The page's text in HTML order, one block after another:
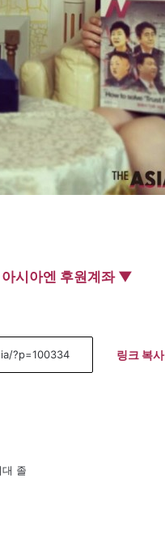
시아엔 후원계좌 ▼
링크 복사
졸